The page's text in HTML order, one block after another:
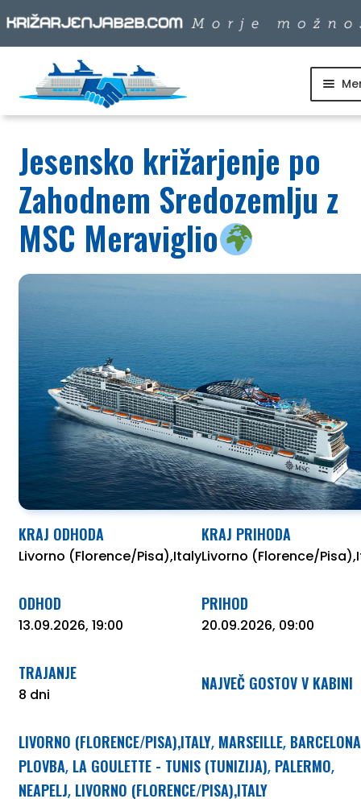
Skip
to
Skip
to
SKUPINSKI ODHODI
DNEVNI IZLETI
DESTINACIJE
INFO
O NAS
Jesensko križarjenje po
Zahodnem Sredozemlju z
MSC Meraviglio
KRAJ ODHODA
Livorno (Florence/Pisa),Italy
KRAJ PRIHODA
Livorno (Florence/
ODHOD
13.09.2026, 19:00
PRIHOD
20.09.2026, 09:00
TRAJANJE
8 dni
NAJVEČ GOSTOV V KABINI
LIVORNO (FLORENCE/PISA),ITALY, MARSEILLE, BARCELONA
PLOVBA, LA GOULETTE - TUNIS (TUNIZIJA), PALERMO,
NEAPELJ, LIVORNO (FLORENCE/PISA),ITALY